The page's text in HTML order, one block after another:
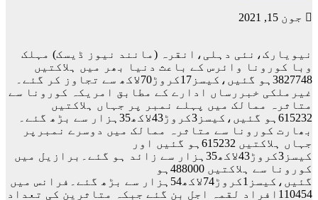
جون 15, 2021
نیویارک،نئی دہلی،انقرہ (مانند نیوز ڈیسک) مہلک
وبا کورونا وائرس کے باعث دنیا بھر میں ہلاکتیں
3827748ہو گئیں،کیسز17کروڑ70لاکھ سے تجاوز کر گئے۔
غیرملکی خبررساں ادارے کے مطابق امریکہ کورونا سے
متاثرہ ممالک میں پہلے نمبر پر جہاں ہلاکتیں
615232ہو گئیں،کیسز3کروڑ43لاکھ35ہزار سے بڑھ گئے۔
بھارت کورونا سے متاثرہ ممالک میں دوسرے نمبرپر
جہاں ہلاکتیں 615232ہو گئیں اور
کیسز3کروڑ43لاکھ35ہزار سے زائد ہو گئے۔برازیل میں
کورونا سے ہلاکتیں 488000ہو
گئیں،کیسز1کروڑ74لاکھ54ہزار سے بڑھ گئے۔فرانس میں
110454افراد لقمہ اجل بن گئے جبکہ متاثرین کی تعداد